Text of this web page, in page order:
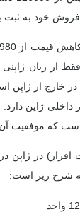
خود به ثبت
در خارج از
است که موفقیت